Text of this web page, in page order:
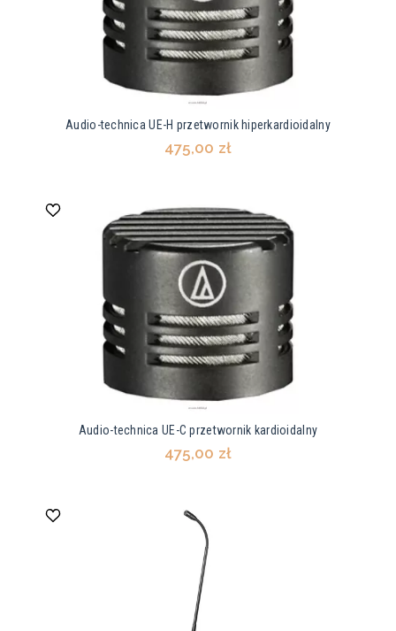
Audio-technica UE-H przetwornik hiperkardioidalny
475,00 zł
Audio-technica UE-C przetwornik kardioidalny
475,00 zł